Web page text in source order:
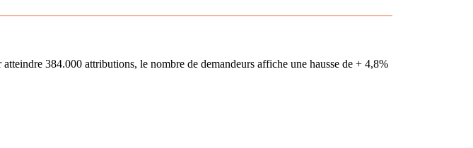
384.000 attributions, le nombre de demandeurs affiche une hausse de + 4,8%